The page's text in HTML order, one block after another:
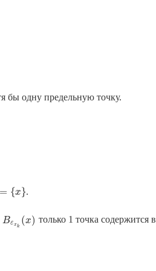
бы одну предельную точку.
= {x}
x} .
Bεxk
(x)
Bε k(x) только 1 точка содержится в